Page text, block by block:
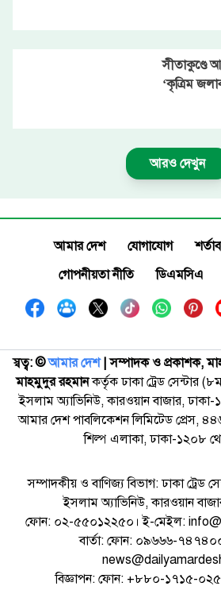
সীতাকুণ্ডে
‘কৃত্রিম
আরও দেখুন
আমার দেশ যোগাযোগ
গোপনীয়তা নীতি
ডিএমসিএ
স্বত্ব: ©️আমার দেশ| সম্পাদক ও প্রকাশক,
মাহমুদুর রহমানকর্তৃক ঢাকা ট্রেড সেন্টার
ইসলাম অ্যাভিনিউ, কারওয়ান বাজার,
আমার দেশ পাবলিকেশন লিমিটেড প্রেস,
শিল্প এলাকা, ঢাকা-১২০৮
সম্পাদকীয় ও বাণিজ্য বিভাগ: ঢাকা ট্রেড
ইসলাম অ্যাভিনিউ, কারওয়ান
ফোন: ০২-৫৫০১২২৫০। ই-মেইল:
বার্তা: ফোন: ০৯৬৬৬-
বিজ্ঞাপন: ফোন: +৮৮০-১৭১৫-